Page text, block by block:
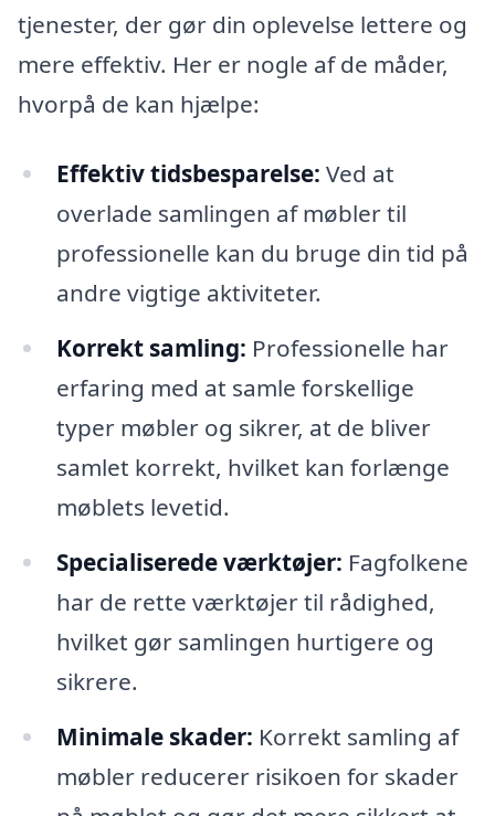
tjenester, der gør din oplevelse lettere og
mere effektiv. Her er nogle af de måder,
hvorpå de kan hjælpe:
Effektiv tidsbesparelse: Ved at
overlade samlingen af møbler til
professionelle kan du bruge din tid på
andre vigtige aktiviteter.
Korrekt samling: Professionelle har
erfaring med at samle forskellige
typer møbler og sikrer, at de bliver
samlet korrekt, hvilket kan forlænge
møblets levetid.
Specialiserede værktøjer: Fagfolkene
har de rette værktøjer til rådighed,
hvilket gør samlingen hurtigere og
sikrere.
Minimale skader: Korrekt samling af
møbler reducerer risikoen for skader